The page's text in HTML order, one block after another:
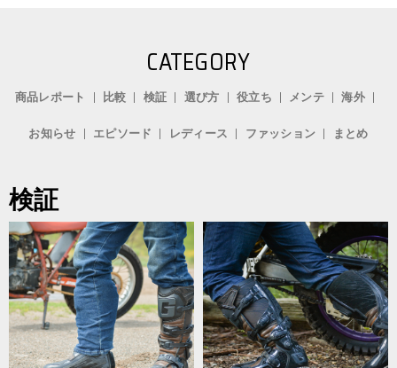
CATEGORY
商品レポート 比較 検証 選び方 役立ち メンテ
海外
お知らせ
エピソード レディース ファッション まとめ
検証